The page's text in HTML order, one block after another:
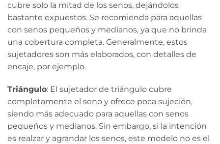
cubre solo la mitad de los senos, dejándolos
bastante expuestos. Se recomienda para aquellas
con senos pequeños y medianos, ya que no brinda
una cobertura completa. Generalmente, estos
sujetadores son más elaborados, con detalles de
encaje, por ejemplo.
Triángulo: El sujetador de triángulo cubre
completamente el seno y ofrece poca sujeción,
siendo más adecuado para aquellas con senos
pequeños y medianos. Sin embargo, si la intención
es realzar y agrandar los senos, este modelo no es el